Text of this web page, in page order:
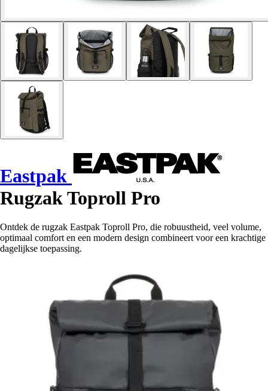
Eastpak
Rugzak Toproll Pro
Ontdek de rugzak Eastpak Toproll Pro, die robuustheid, veel volume,
optimaal comfort en een modern design combineert voor een krachtige
dagelijkse toepassing.